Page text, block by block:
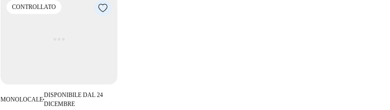
CONTROLLATO
MONOLOCALE■
DISPONIBILE DAL 24
DICEMBRE